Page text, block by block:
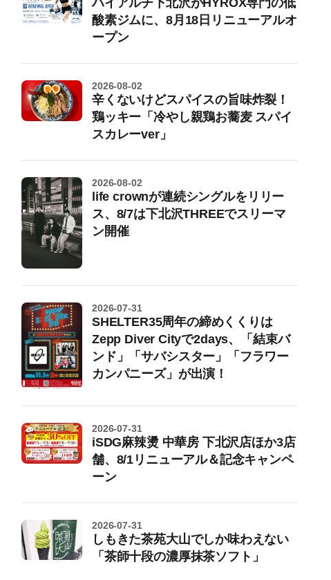
ハイアルチ下北沢がHYROX専門の低
酸素ジムに、8月18日リニューアルオ
ープン
辛くないけどスパイスの旨味炸裂！
鶏ッキー「冷やし親鶏お蕎麦 スパイ
スカレーver」
2026-08-02
life crownが連続シングルをリリー
ス、8/7は下北沢THREEでスリーマ
ン開催
2026-08-02
SHELTER35周年の締めくくりは
Zepp Diver Cityで2days、「結束バ
ンド」「サバシスター」「フラワー
カンパニーズ」が出演！
2026-07-31
iSDG麻辣燙 中華房 下北沢店ほか3店
舗、8/1リニューアル＆記念キャンペ
ーン
2026-07-31
しもきた茶苑大山でしか味わえない
「茶師十段の濃厚抹茶ソフト」
2026-07-31